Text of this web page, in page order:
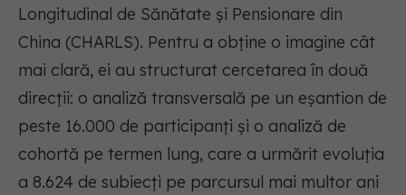
Longitudinal de Sănătate și Pensionare din
China (CHARLS). Pentru a obține o imagine cât
mai clară, ei au structurat cercetarea în două
direcții: o analiză transversală pe un eșantion de
peste 16.000 de participanți și o analiză de
cohortă pe termen lung, care a urmărit evoluția
a 8.624 de subiecți pe parcursul mai multor ani